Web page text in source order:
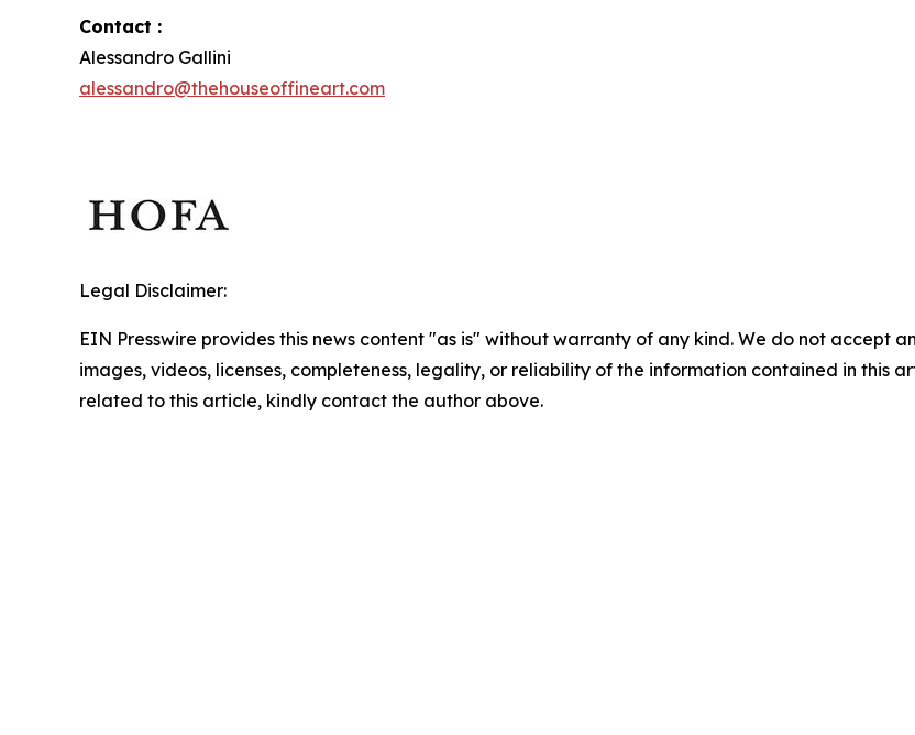
Contact :
Alessandro Gallini
alessandro@thehouseoffineart.com
Legal Disclaimer:
EIN Presswire provides this news content "as is" without warranty of any kind. We do not accept
images, videos, licenses, completeness, legality, or reliability of the information contained in this
related to this article, kindly contact the author above.